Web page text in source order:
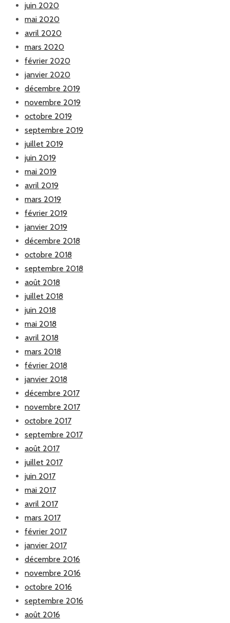
juin 2020
mai 2020
avril 2020
mars 2020
février 2020
janvier 2020
décembre 2019
novembre 2019
octobre 2019
septembre 2019
juillet 2019
juin 2019
mai 2019
avril 2019
mars 2019
février 2019
janvier 2019
décembre 2018
octobre 2018
septembre 2018
août 2018
juillet 2018
juin 2018
mai 2018
avril 2018
mars 2018
février 2018
janvier 2018
décembre 2017
novembre 2017
octobre 2017
septembre 2017
août 2017
juillet 2017
juin 2017
mai 2017
avril 2017
mars 2017
février 2017
janvier 2017
décembre 2016
novembre 2016
octobre 2016
septembre 2016
août 2016